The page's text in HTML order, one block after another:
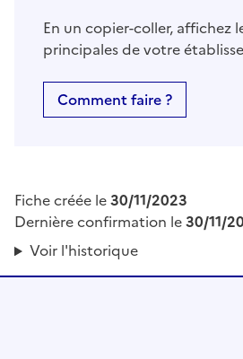
En un copier-coller, affichez
principales de votre
Comment faire ?
Fiche créée le30/11/2023
Dernière confirmation le30/11/
Voir l'historique